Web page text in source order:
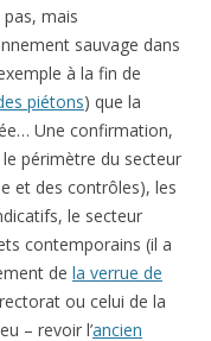
mais
sauvage dans
à la fin de
piétons) que la
Une confirmation,
le périmètre du secteur
et des contrôles), les
le secteur
contemporains (il a
de la verrue de
rectorat ou celui de la
– revoir l’ancien